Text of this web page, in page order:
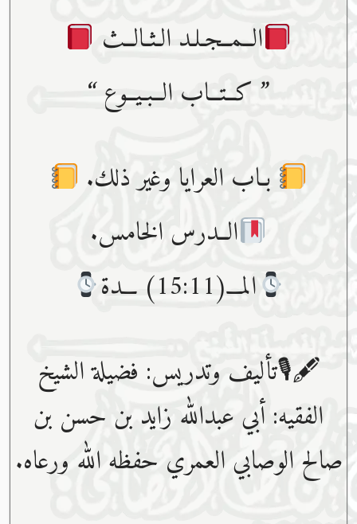
الــمــجـلـد الـثـالــث
” كــتــاب الــبـيــوع “
بـاب العرايا وغير ذلك.
الــدرس الخامس.
المـــ(15:11) ـــدة
🖋🎙تأليف وتدريس: فضيلة الشيخ
الفقيه: أبي عبدﷲ زايد بن حسن بن
صالح الوصابي العمري حفظه ﷲ ورعاه.